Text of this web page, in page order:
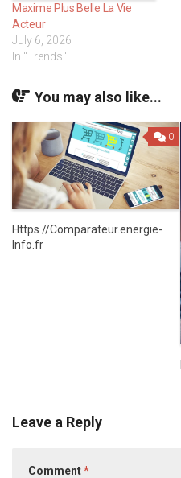
Maxime Plus Belle La Vie
Acteur
July 6, 2026
In "Trends"
You may also like...
0
Https //Comparateur.energie-
Info.fr
Leave a Reply
Comment*